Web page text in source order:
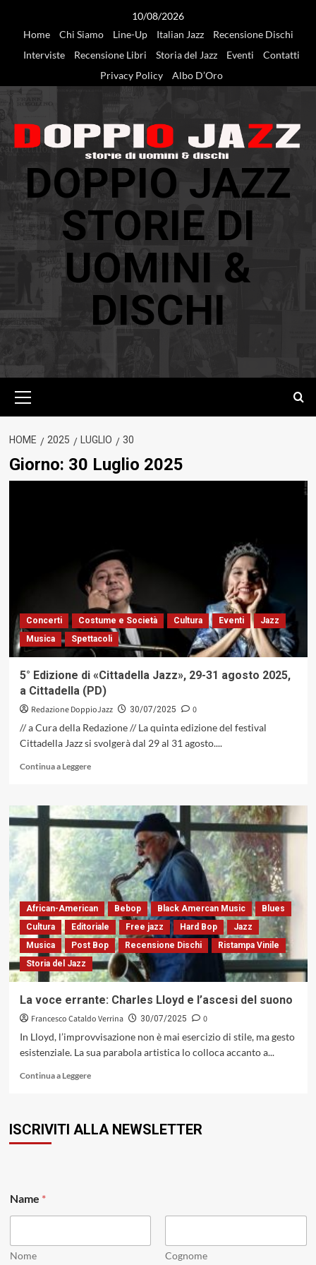
10/08/2026
Home
Chi Siamo Line-Up Italian Jazz
Recensione Dischi
Interviste
Recensione Libri Storia del Jazz Eventi
Contatti
Privacy Policy
Albo D’Oro
DOPPIO JAZZ
STORIE DI
UOMINI &
DISCHI
principale
HOME 2025 LUGLIO 30
Giorno: 30 Luglio 2025
Concerti Costume e Società Cultura Eventi
Jazz
Musica
Spettacoli
5° Edizione di «Cittadella Jazz», 29-31 agosto 2025,
a Cittadella (PD)
Redazione DoppioJazz 30/07/2025
0
// a Cura della Redazione // La quinta edizione del festival
Cittadella Jazz si svolgerà dal 29 al 31 agosto....
Continua a LeggereLeggi
su
5°
Edizione
di
«Cittadella
Jazz»,
29-
31
agosto
2025,
a
Cittadella
(PD)
African-American Bebop Black Amercan Music
Blues
Cultura
Editoriale Free jazz Hard Bop
Jazz
Musica
Post Bop Recensione Dischi
Ristampa Vinile
Storia del Jazz
La voce errante: Charles Lloyd e l’ascesi del suono
Francesco Cataldo Verrina 30/07/2025
0
In Lloyd, l’improvvisazione non è mai esercizio di stile, ma gesto
esistenziale. La sua parabola artistica lo colloca accanto a...
Continua a LeggereLeggi
La
ISCRIVITI ALLA NEWSLETTER
Name *
Nome Cognome